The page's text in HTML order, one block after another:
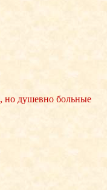
но душевно больные